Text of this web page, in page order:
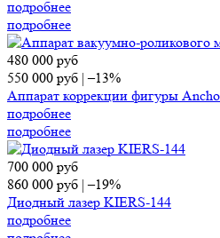
подробнее
подробнее
480 000 руб
550 000 руб |–13%
Аппарат коррекции фигуры
подробнее
подробнее
700 000 руб
860 000 руб |–19%
Диодный лазер KIERS-144
подробнее